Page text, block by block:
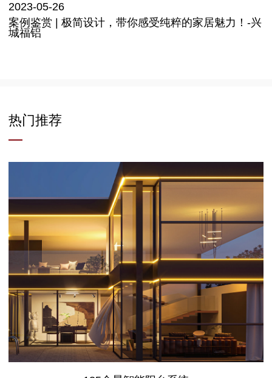
2023-05-26
案例鉴赏 | 极简设计，带你感受纯粹的家居魅力！-兴
城福铝
热门推荐